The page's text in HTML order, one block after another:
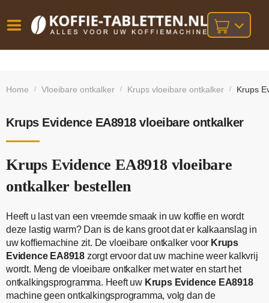
besteld,
bij orders
Home / Vloeibare ontkalker / Krups vloeibare ontkalker / Krups
Krups Evidence EA8918 vloeibare ontkalker
Krups Evidence EA8918 vloeibare
ontkalker bestellen
Heeft u last van een vreemde smaak in uw koffie en wordt
deze lastig warm? Dan is de kans groot dat er kalkaanslag in
uw koffiemachine zit. De vloeibare ontkalker voor Krups
Evidence EA8918 zorgt ervoor dat uw machine weer kalkvrij
wordt. Meng de vloeibare ontkalker met water en start het
ontkalkingsprogramma. Heeft uw Krups Evidence EA8918
machine geen ontkalkingsprogramma, volg dan de